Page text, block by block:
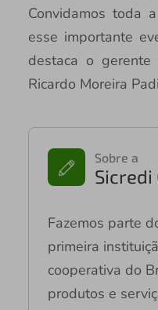
Convidamos toda
esse importante
destaca o gerente
Ricardo Moreira
Sobre a
Sicredi
Fazemos parte
primeira
cooperativa do
produtos e